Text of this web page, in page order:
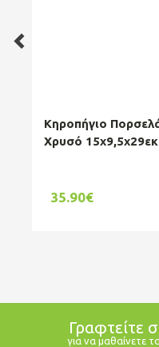
Κηροπήγιο
Χρυσό
35.90€
Γραφτείτε
για να μαθαίνετε